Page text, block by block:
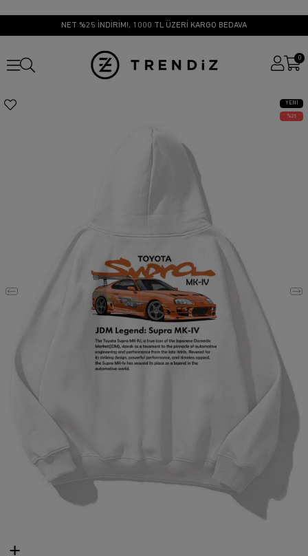
NET %25 İNDİRİM!, 1000 TL ÜZERİ KARGO BEDAVA
0
YENI
ÜRÜN
25